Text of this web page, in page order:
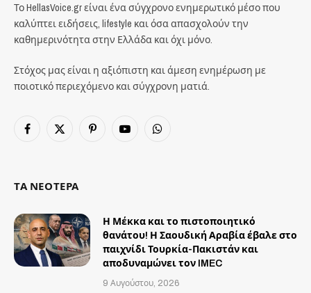
Το HellasVoice.gr είναι ένα σύγχρονο ενημερωτικό μέσο που
καλύπτει ειδήσεις, lifestyle και όσα απασχολούν την
καθημερινότητα στην Ελλάδα και όχι μόνο.
Στόχος μας είναι η αξιόπιστη και άμεση ενημέρωση με
ποιοτικό περιεχόμενο και σύγχρονη ματιά.
Facebook
X
PinterestYouTubeWhatsApp
ΤΑ ΝΕΟΤΕΡΑ
Η Μέκκα και το πιστοποιητικό
θανάτου! Η Σαουδική Αραβία έβαλε στο
παιχνίδι Τουρκία-Πακιστάν και
αποδυναμώνει τον IMEC
9 Αυγούστου, 2026